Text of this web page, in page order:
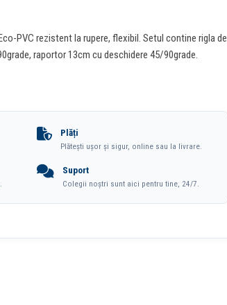
PVC rezistent la rupere, flexibil. Setul contine rigla de
raportor 13cm cu deschidere 45/90grade.
Plăți
Plătești ușor și sigur, online sau la livrare.
Suport
Colegii noștri sunt aici pentru tine, 24/7.